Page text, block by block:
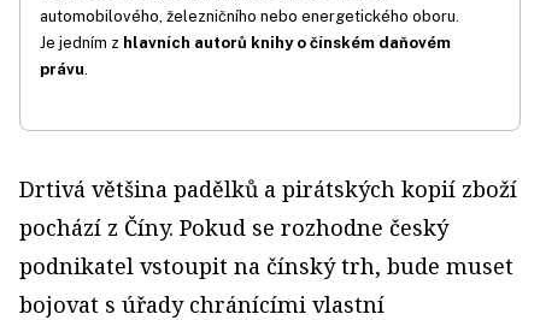
automobilového, železničního nebo energetického oboru.
Je jedním z hlavních autorů knihy o čínském daňovém
právu.
Drtivá většina padělků a pirátských kopií zboží
pochází z Číny. Pokud se rozhodne český
podnikatel vstoupit na čínský trh, bude muset
bojovat s úřady chránícími vlastní